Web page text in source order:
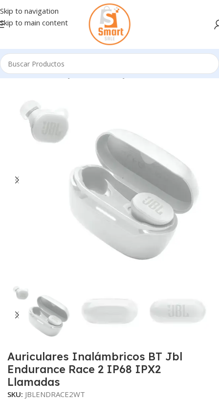
Skip to navigation
Skip to main content
Inicio/Ecosistema JBL/Ecosistema JBL
Auriculares Inalámbricos BT Jbl
Endurance Race 2 IP68 IPX2
Llamadas
SKU: JBLENDRACE2WT